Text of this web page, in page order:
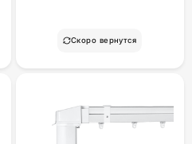
Скоро вернутся